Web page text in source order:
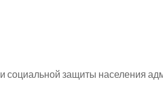
защиты населения